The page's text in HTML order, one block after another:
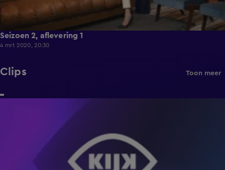
Seizoen 2, aflevering 1
4 mrt 2020, 20:30
Clips Toon meer